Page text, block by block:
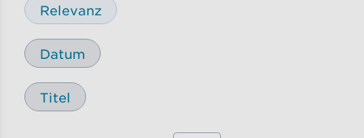
Relevanz
Datum
Titel